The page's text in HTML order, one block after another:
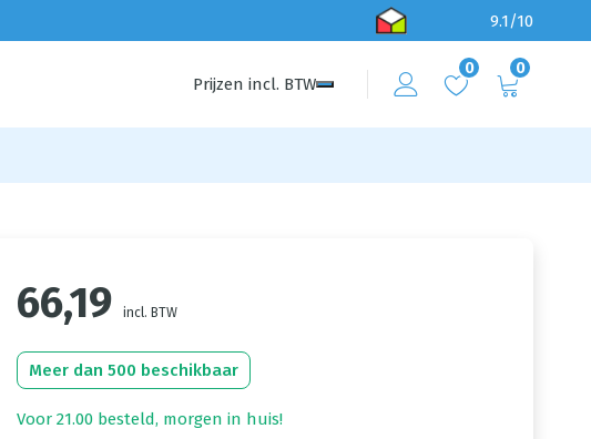
9.1/10
Prijzen incl. BTW
0 0
66,19 incl. BTW
Meer dan 500 beschikbaar
Voor 21.00 besteld, morgen in huis!